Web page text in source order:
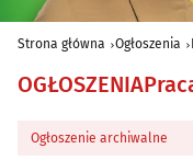
Strona główna Ogłoszenia
OGŁOSZENIA
Ogłoszenie archiwalne